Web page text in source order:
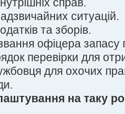
ситуацій.
та зборів.
офіцера
перевірки для
для охочих
на таку